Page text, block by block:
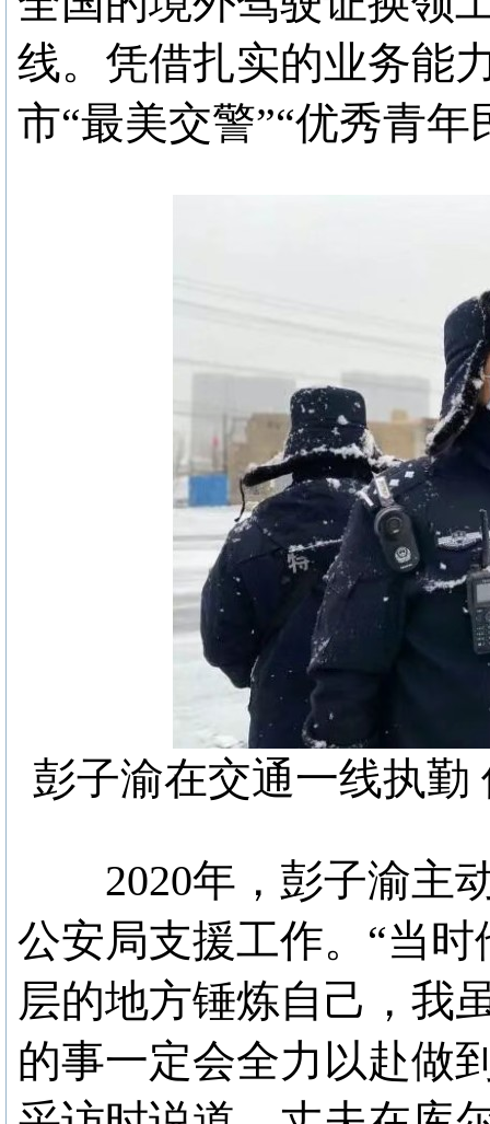
线。凭借扎实的业务能
市“最美交警”“优秀青年
彭子渝在交通一线执
2020年，彭子渝主动
公安局支援工作。“当
层的地方锤炼自己，我
的事一定会全力以赴做